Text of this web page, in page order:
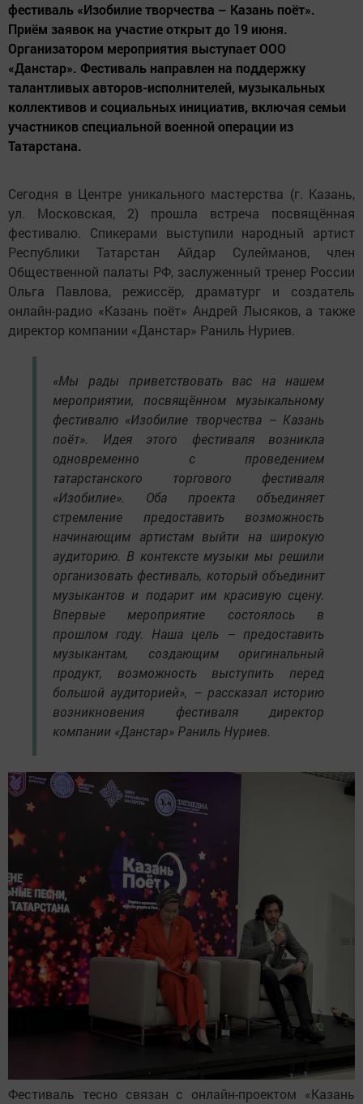
фестиваль «Изобилие творчества – Казань поёт».
Приём заявок на участие открыт до 19 июня.
Организатором мероприятия выступает ООО
«Данстар». Фестиваль направлен на поддержку
талантливых авторов-исполнителей, музыкальных
коллективов и социальных инициатив, включая семьи
участников специальной военной операции из
Татарстана.
Сегодня в Центре уникального мастерства (г. Казань,
ул. Московская, 2) прошла встреча посвящённая
фестивалю. Спикерами выступили народный артист
Республики Татарстан Айдар Сулейманов, член
Общественной палаты РФ, заслуженный тренер России
Ольга Павлова, режиссёр, драматург и создатель
онлайн-радио «Казань поёт» Андрей Лысяков, а также
директор компании «Данстар» Раниль Нуриев.
«Мы рады приветствовать вас на нашем
мероприятии, посвящённом музыкальному
фестивалю «Изобилие творчества – Казань
поёт». Идея этого фестиваля возникла
одновременно с проведением
татарстанского торгового фестиваля
«Изобилие». Оба проекта объединяет
стремление предоставить возможность
начинающим артистам выйти на широкую
аудиторию. В контексте музыки мы решили
организовать фестиваль, который объединит
музыкантов и подарит им красивую сцену.
Впервые мероприятие состоялось в
прошлом году. Наша цель – предоставить
музыкантам, создающим оригинальный
продукт, возможность выступить перед
большой аудиторией», – рассказал историю
возникновения фестиваля директор
компании «Данстар» Раниль Нуриев.
Фестиваль тесно связан с онлайн-проектом «Казань